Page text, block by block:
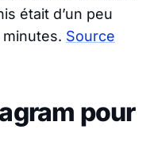
était d’un peu
Source
pour